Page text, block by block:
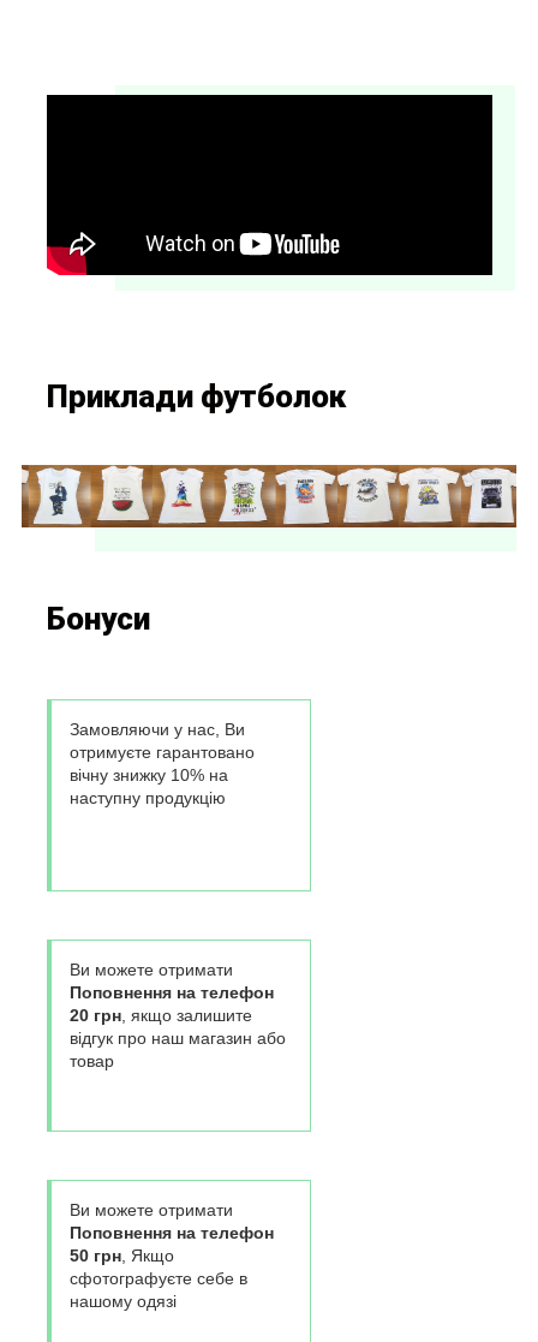
Приклади футболок
Бонуси
Замовляючи у нас, Ви
отримуєте гарантовано
вічну знижку 10% на
наступну продукцію
Ви можете отримати
Поповнення на телефон
20 грн, якщо залишите
відгук про наш магазин або
товар
Ви можете отримати
Поповнення на телефон
50 грн, Якщо
сфотографуєте себе в
нашому одязі